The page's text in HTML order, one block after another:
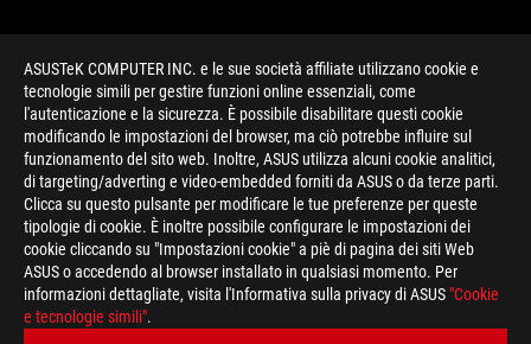
ASUSTeK COMPUTER INC. e le sue società affiliate utilizzano cookie e
tecnologie simili per gestire funzioni online essenziali, come
l'autenticazione e la sicurezza. È possibile disabilitare questi cookie
modificando le impostazioni del browser, ma ciò potrebbe influire sul
funzionamento del sito web. Inoltre, ASUS utilizza alcuni cookie analitici,
di targeting/adverting e video-embedded forniti da ASUS o da terze parti.
Clicca su questo pulsante per modificare le tue preferenze per queste
tipologie di cookie. È inoltre possibile configurare le impostazioni dei
cookie cliccando su "Impostazioni cookie" a piè di pagina dei siti Web
ASUS o accedendo al browser installato in qualsiasi momento. Per
informazioni dettagliate, visita l'Informativa sulla privacy di ASUS "Cookie
e tecnologie simili".
> GAMING GPU UNDERVOLTING
RIMANI AGGIORNATO SUL MONDO ROG